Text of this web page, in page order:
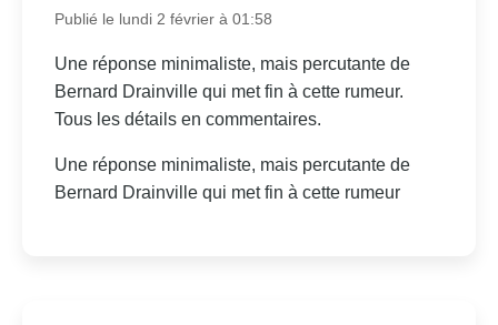
Publié le lundi 2 février à 01:58
Une réponse minimaliste, mais percutante de
Bernard Drainville qui met fin à cette rumeur.
Tous les détails en commentaires.
Une réponse minimaliste, mais percutante de
Bernard Drainville qui met fin à cette rumeur